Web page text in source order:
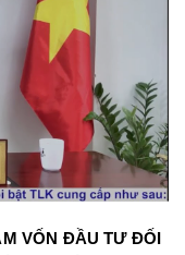
VỐN ĐẦU TƯ ĐỐI